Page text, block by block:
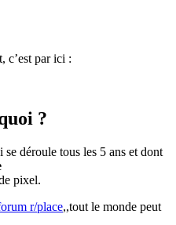
c’est par ici :
?
déroule tous les 5 ans et dont
pixel.
r/place,,tout le monde peut